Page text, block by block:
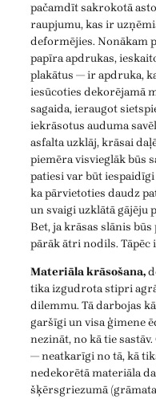
pačamdīt sakrokotā
raupjumu, kas ir
deformējies. Nonākam
papīra apdrukas,
plakātus — ir apdruka,
iesūcoties dekorējamā
sagaida, ieraugot
iekrāsotus auduma
asfalta uzklāj, krāsai
piemēra visvieglāk būs
patiesi var būt
ka pārvietoties daudz
un svaigi uzklātā gājēju
Bet, ja krāsas slānis
pārāk ātri nodils. Tāpēc
Materiāla krāsošana,
tika izgudrota stipri
dilemmu. Tā darbojas
garšīgi un visa ģimene
nezināt, no kā tie
— neatkarīgi no tā, kā
nedekorētā materiāla
šķērsgriezumā